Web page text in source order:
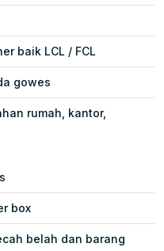
baik LCL / FCL
gowes
rumah, kantor,
box
belah dan barang